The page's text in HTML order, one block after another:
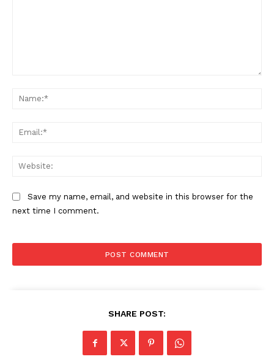
Save my name, email, and website in this browser for the
next time I comment.
SHARE POST: